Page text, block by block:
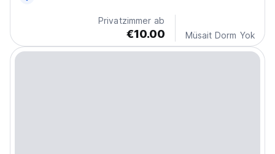
Privatzimmer ab
€10.00 Müsait Dorm Yok